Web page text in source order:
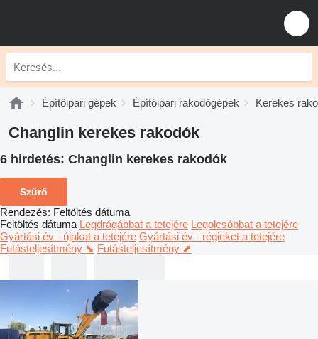
Építőipari gépek Építőipari rakodógépek Kerekes
Changlin kerekes rakodók
6 hirdetés: Changlin kerekes rakodók
Szűrő
Rendezés: Feltöltés dátuma
Feltöltés dátuma Legdrágábbat a tetejére Legolcsóbbat a tetejére
Gyártási év - újakat a tetejére Gyártási év - régieket a tetejére
Futásteljesítmény ⬊ Futásteljesítmény ⬈